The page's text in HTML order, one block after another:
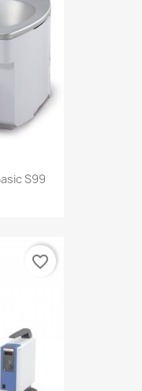
S99
favorite_border